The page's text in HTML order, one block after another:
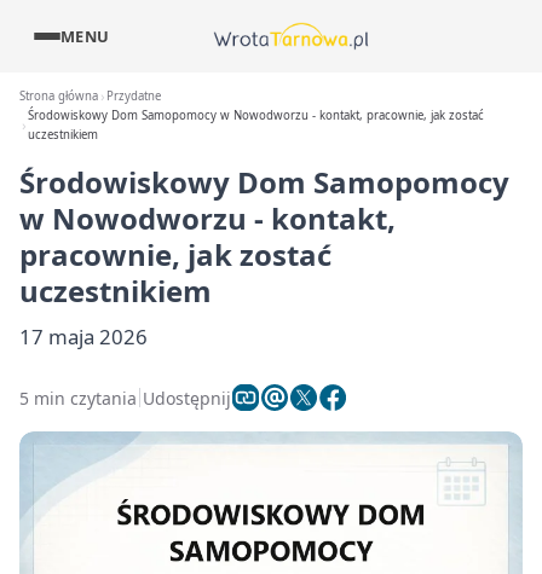
MENU
Strona główna
Przydatne
Środowiskowy Dom Samopomocy w Nowodworzu - kontakt, pracownie, jak zostać
uczestnikiem
Środowiskowy Dom Samopomocy
w Nowodworzu - kontakt,
pracownie, jak zostać
uczestnikiem
17 maja 2026
5 min czytania Udostępnij